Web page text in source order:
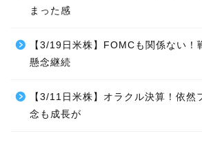
まった感
【3/19日米株】FOMCも関係ない！
懸念継続
【3/11日米株】オラクル決算！依然
念も成長が